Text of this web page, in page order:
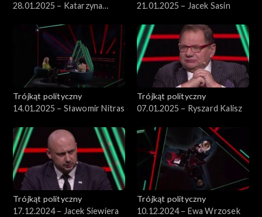
28.01.2025 – Katarzyna
21.01.2025 – Jacek Sasin
Trójkąt polityczny
14.01.2025 – Sławomir Nitras
Trójkąt polityczny
07.01.2025 – Ryszard Kalisz
Trójkąt polityczny
17.12.2024 – Jacek Siewiera
Trójkąt polityczny
10.12.2024 – Ewa Wrzosek